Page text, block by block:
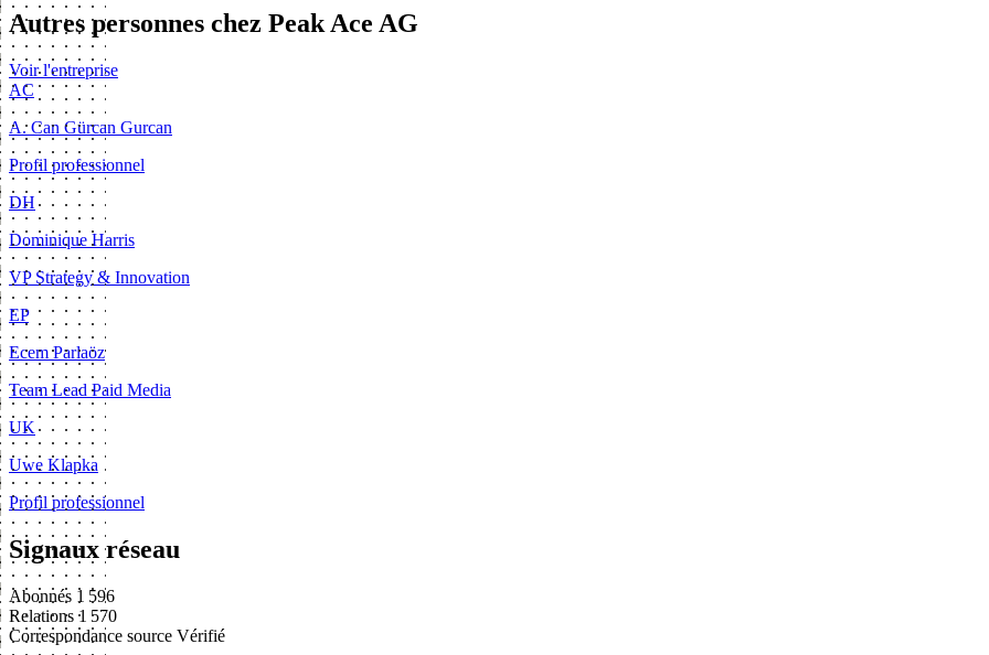
Autres personnes chez Peak Ace AG
Voir l'entreprise
AC
A. Can Gürcan Gurcan
Profil professionnel
DH
Dominique Harris
VP Strategy & Innovation
EP
Ecem Parlaöz
Team Lead Paid Media
UK
Uwe Klapka
Profil professionnel
Signaux réseau
Abonnés 1 596
Relations 1 570
Correspondance source Vérifié